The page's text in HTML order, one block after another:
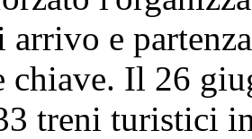
e
chiave. Il 26
treni turistici